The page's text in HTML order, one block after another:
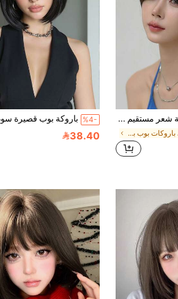
NAMM باروكة شعر مستقيم قصير 12 بوصة للنساء من ألياف صناعية مقاومة للحرارة، كوبري كورتيناب وشعر بوب متدرج بلون بني غامق، مناسبة للاستخدام اليومي
في باروكات بوب باروكات منسوجة صناعية
%4-
38.40